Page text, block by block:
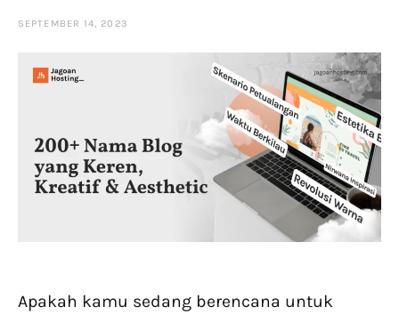
SEPTEMBER 14, 2023
Apakah kamu sedang berencana untuk